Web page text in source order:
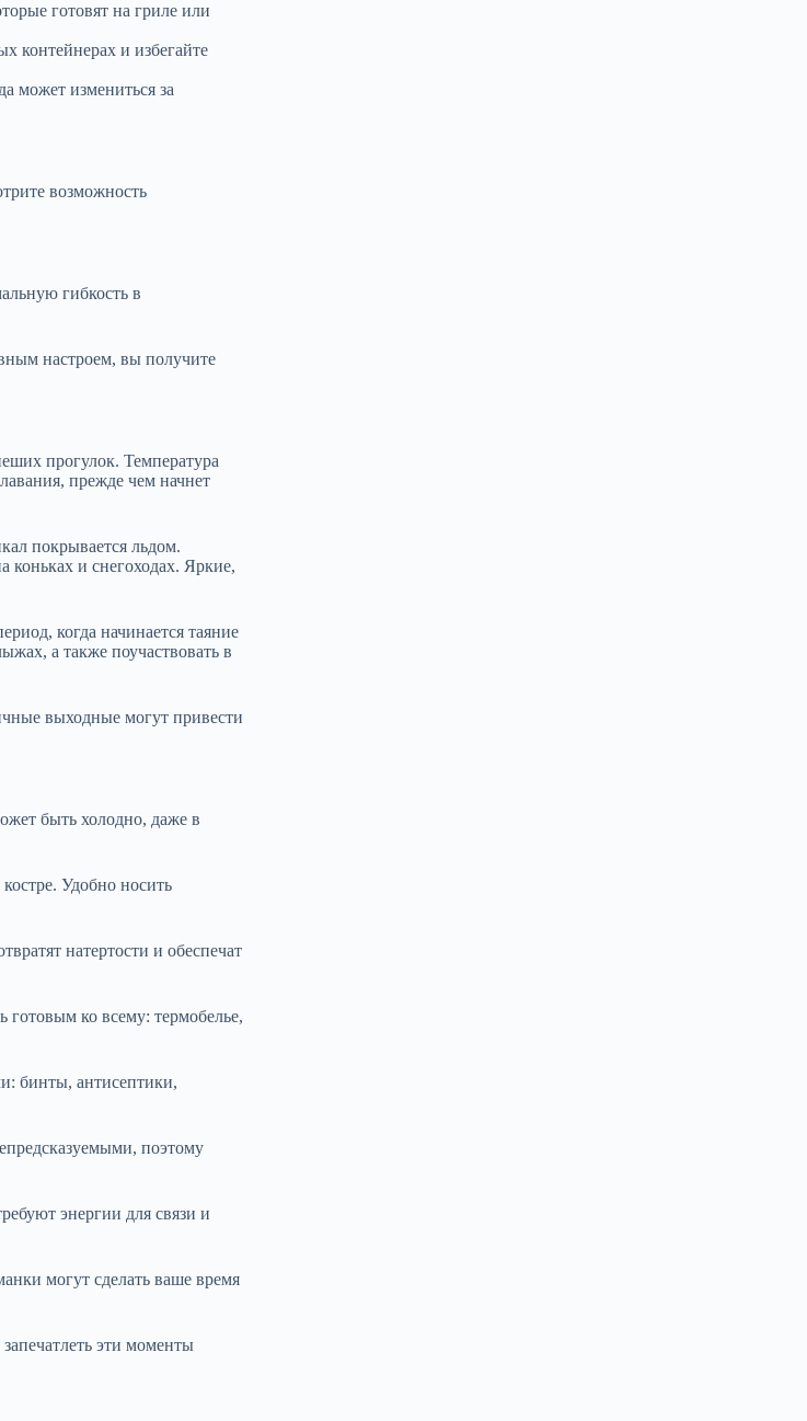
готовят на гриле или
контейнерах и избегайте
может измениться за
возможность
гибкость в
настроем, вы получите
прогулок. Температура
прежде чем начнет
покрывается льдом.
коньках и снегоходах. Яркие,
когда начинается таяние
а также поучаствовать в
выходные могут привести
быть холодно, даже в
Удобно носить
натертости и обеспечат
ко всему: термобелье,
бинты, антисептики,
поэтому
энергии для связи и
могут сделать ваше время
эти моменты